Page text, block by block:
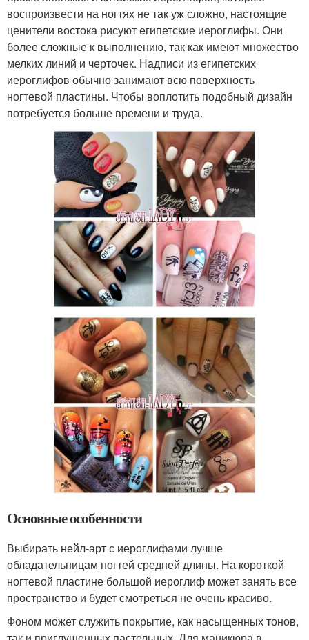
воспроизвести на ногтях не так уж сложно, настоящие
ценители востока рисуют египетские иероглифы. Они
более сложные к выполнению, так как имеют множество
мелких линий и черточек. Надписи из египетских
иероглифов обычно занимают всю поверхность
ногтевой пластины. Чтобы воплотить подобный дизайн
потребуется больше времени и труда.
Основные особенности
Выбирать нейл-арт с иероглифами лучше
обладательницам ногтей средней длины. На короткой
ногтевой пластине большой иероглиф может занять все
пространство и будет смотреться не очень красиво.
Фоном может служить покрытие, как насыщенных тонов,